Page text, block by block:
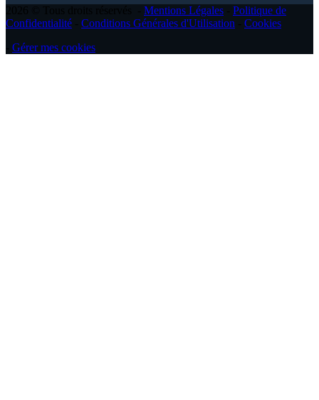
Mentions Légales
Politique de
Confidentialité
Conditions Générales d'Utilisation
Cookies
Gérer mes cookies